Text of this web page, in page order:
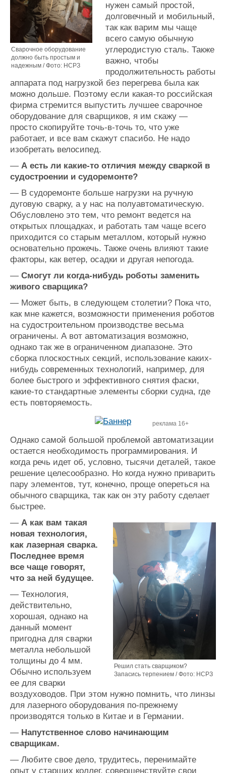
Сварочное оборудование
должно быть простым и
надежным / Фото: НСРЗ
нужен самый простой,
долговечный и мобильный,
так как варим мы чаще
всего самую обычную
углеродистую сталь. Также
важно, чтобы
продолжительность работы
аппарата под нагрузкой без перегрева была как
можно дольше. Поэтому если какая-то российская
фирма стремится выпустить лучшее сварочное
оборудование для сварщиков, я им скажу —
просто скопируйте точь-в-точь то, что уже
работает, и все вам скажут спасибо. Не надо
изобретать велосипед.
— А есть ли какие-то отличия между сваркой в
судостроении и судоремонте?
— В судоремонте больше нагрузки на ручную
дуговую сварку, а у нас на полуавтоматическую.
Обусловлено это тем, что ремонт ведется на
открытых площадках, и работать там чаще всего
приходится со старым металлом, который нужно
основательно прожечь. Также очень влияют такие
факторы, как ветер, осадки и другая непогода.
— Смогут ли когда-нибудь роботы заменить
живого сварщика?
— Может быть, в следующем столетии? Пока что,
как мне кажется, возможности применения роботов
на судостроительном производстве весьма
ограничены. А вот автоматизация возможно,
однако так же в ограниченном диапазоне. Это
сборка плоскостных секций, использование каких-
нибудь современных технологий, например, для
более быстрого и эффективного снятия фаски,
какие-то стандартные элементы сборки судна, где
есть повторяемость.
реклама 16+
Однако самой большой проблемой автоматизации
остается необходимость программирования. И
когда речь идет об, условно, тысячи деталей, такое
решение целесообразно. Но когда нужно приварить
пару элементов, тут, конечно, проще опереться на
обычного сварщика, так как он эту работу сделает
быстрее.
Решил стать сварщиком?
Запасись терпением / Фото: НСРЗ
— А как вам такая
новая технология,
как лазерная сварка.
Последнее время
все чаще говорят,
что за ней будущее.
— Технология,
действительно,
хорошая, однако на
данный момент
пригодна для сварки
металла небольшой
толщины до 4 мм.
Обычно используем
ее для сварки
воздуховодов. При этом нужно помнить, что линзы
для лазерного оборудования по-прежнему
производятся только в Китае и в Германии.
— Напутственное слово начинающим
сварщикам.
— Любите свое дело, трудитесь, перенимайте
опыт у старших коллег, совершенствуйте свои